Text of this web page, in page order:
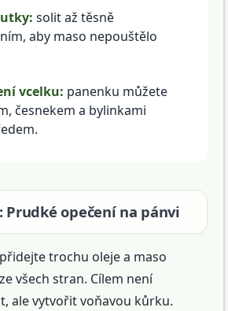
solit až těsně
aby maso nepouštělo
vcelku: panenku můžete
česnekem a bylinkami
Prudké opečení na pánvi
trochu oleje a maso
všech stran. Cílem není
ale vytvořit voňavou kůrku.